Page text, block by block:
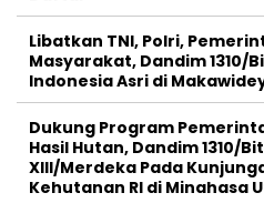
Libatkan TNI, Polri,
Masyarakat, Dandim 1310/
Indonesia Asri di
Dukung Program
Hasil Hutan, Dandim 1310/
XIII/Merdeka Pada
Kehutanan RI di Minahasa